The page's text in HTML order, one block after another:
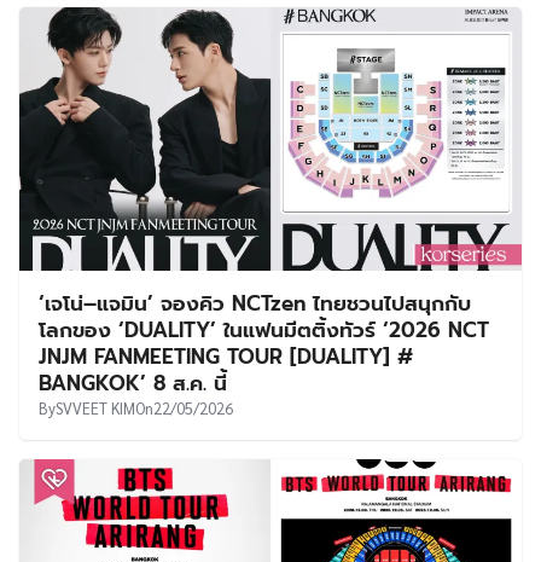
‘เจโน่–แจมิน’ จองคิว NCTzen ไทยชวนไปสนุกกับ
โลกของ ‘DUALITY’ ในแฟนมีตติ้งทัวร์ ‘2026 NCT
JNJM FANMEETING TOUR [DUALITY] #
BANGKOK’ 8 ส.ค. นี้
BySVVEET KIMOn22/05/2026